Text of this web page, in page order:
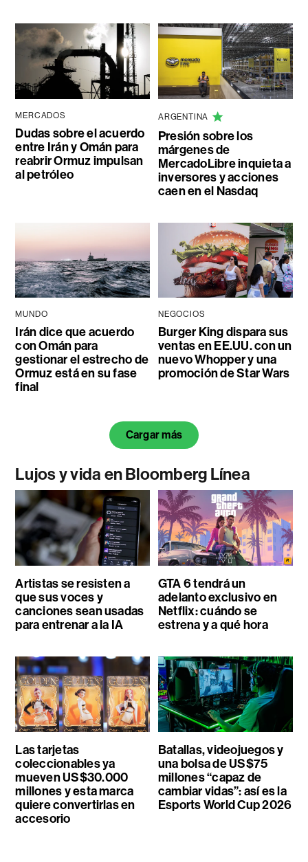
MERCADOS
Dudas sobre el acuerdo
entre Irán y Omán para
reabrir Ormuz impulsan
al petróleo
ARGENTINA
Presión sobre los
márgenes de
MercadoLibre inquieta a
inversores y acciones
caen en el Nasdaq
MUNDO
Irán dice que acuerdo
con Omán para
gestionar el estrecho de
Ormuz está en su fase
final
NEGOCIOS
Burger King dispara sus
ventas en EE.UU. con un
nuevo Whopper y una
promoción de Star Wars
Cargar más
Lujos y vida en Bloomberg Línea
Artistas se resisten a
que sus voces y
canciones sean usadas
para entrenar a la IA
GTA 6 tendrá un
adelanto exclusivo en
Netflix: cuándo se
estrena y a qué hora
Las tarjetas
coleccionables ya
mueven US$30.000
millones y esta marca
quiere convertirlas en
accesorio
Batallas, videojuegos y
una bolsa de US$75
millones “capaz de
cambiar vidas”: así es la
Esports World Cup 2026